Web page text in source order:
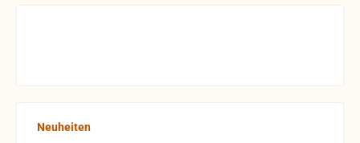
Produktgalerie überspringen
Neuheiten